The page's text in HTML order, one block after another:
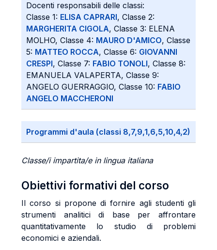
Docenti responsabili delle classi:
Classe 1: ELISA CAPRARI, Classe 2:
MARGHERITA CIGOLA, Classe 3: ELENA
MOLHO, Classe 4: MAURO D'AMICO, Classe
5: MATTEO ROCCA, Classe 6: GIOVANNI
CRESPI, Classe 7: FABIO TONOLI, Classe 8:
EMANUELA VALAPERTA, Classe 9:
ANGELO GUERRAGGIO, Classe 10: FABIO
ANGELO MACCHERONI
Programmi d'aula (classi 8,7,9,1,6,5,10,4,2)
Classe/i impartita/e in lingua italiana
Obiettivi formativi del corso
Il corso si propone di fornire agli studenti gli
strumenti analitici di base per affrontare
quantitativamente lo studio di problemi
economici e aziendali.